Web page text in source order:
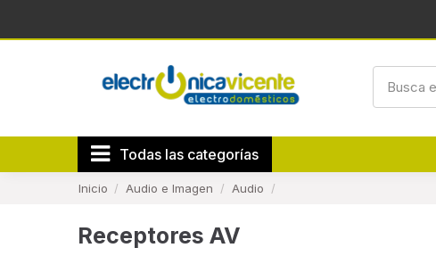
Todas las categorías
Inicio Audio e Imagen Audio
Receptores AV